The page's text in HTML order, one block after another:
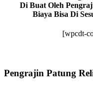
Di Buat Oleh
Biaya Bisa Di
[wpcdt-
Pengrajin Patung